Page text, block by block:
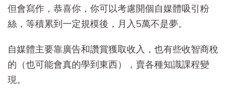
但會寫作，恭喜你，你可以考慮開個自媒體吸引粉
絲，等積累到一定規模後，月入5萬不是夢。
自媒體主要靠廣告和讚賞獲取收入，也有些收智商稅
的（也可能會真的學到東西），賣各種知識課程變
現。